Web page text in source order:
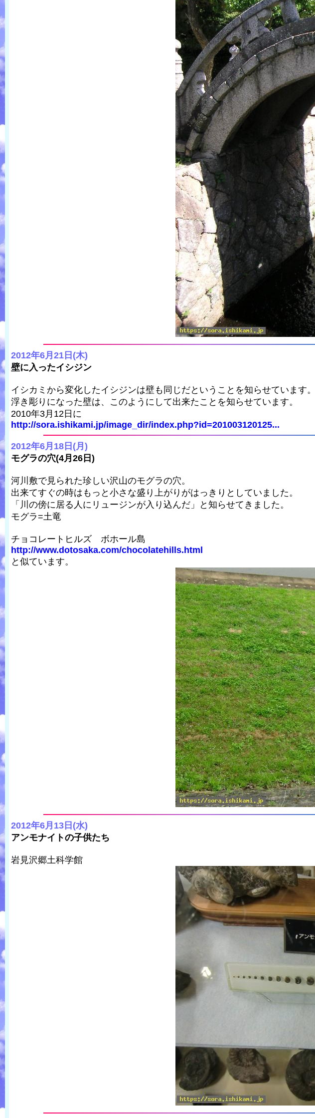
2012年6月21日(木)
壁に入ったイシジン
イシカミから変化したイシジンは壁も同じだということを知らせています。
浮き彫りになった壁は、このようにして出来たことを知らせています。
2010年3月12日に
http://sora.ishikami.jp/image_dir/index.php?id=201003120125...
2012年6月18日(月)
モグラの穴(4月26日)
河川敷で見られた珍しい沢山のモグラの穴。
出来てすぐの時はもっと小さな盛り上がりがはっきりとしていました。
「川の傍に居る人にリュージンが入り込んだ」と知らせてきました。
モグラ=土竜
チョコレートヒルズ ボホール島
http://www.dotosaka.com/chocolatehills.html
と似ています。
2012年6月13日(水)
アンモナイトの子供たち
岩見沢郷土科学館